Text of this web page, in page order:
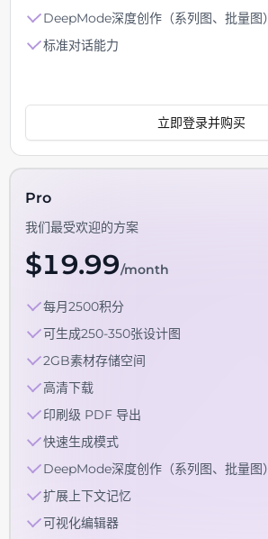
DeepMode深度创作（系列图、批量图）
标准对话能力
立即登录并购买
Pro
我们最受欢迎的方案
$19.99/month
每月2500积分
可生成250-350张设计图
2GB素材存储空间
高清下载
印刷级 PDF 导出
快速生成模式
DeepMode深度创作（系列图、批量图）
扩展上下文记忆
可视化编辑器